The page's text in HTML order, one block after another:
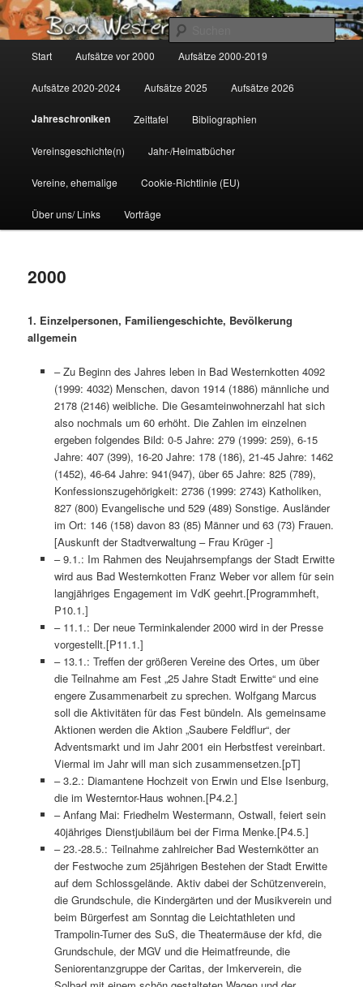
Zum
primären
Inhalt
springen
Gemeinsam für Bad Westernkotten
Start Aufsätze vor 2000 Aufsätze 2000-2019
Aufsätze 2020-2024 Aufsätze 2025 Aufsätze 2026
Jahreschroniken Zeittafel Bibliographien
Vereinsgeschichte(n) Jahr-/Heimatbücher
Vereine, ehemalige Cookie-Richtlinie (EU)
Über uns/ Links Vorträge
2000
1. Einzelpersonen, Familiengeschichte, Bevölkerung
allgemein
– Zu Beginn des Jahres leben in Bad Westernkotten 4092
(1999: 4032) Menschen, davon 1914 (1886) männliche und
2178 (2146) weibliche. Die Gesamteinwohnerzahl hat sich
also nochmals um 60 erhöht. Die Zahlen im einzelnen
ergeben folgendes Bild: 0-5 Jahre: 279 (1999: 259), 6-15
Jahre: 407 (399), 16-20 Jahre: 178 (186), 21-45 Jahre: 1462
(1452), 46-64 Jahre: 941(947), über 65 Jahre: 825 (789),
Konfessionszugehörigkeit: 2736 (1999: 2743) Katholiken,
827 (800) Evangelische und 529 (489) Sonstige. Ausländer
im Ort: 146 (158) davon 83 (85) Männer und 63 (73) Frauen.
[Auskunft der Stadtverwaltung – Frau Krüger -]
– 9.1.: Im Rahmen des Neujahrsempfangs der Stadt Erwitte
wird aus Bad Westernkotten Franz Weber vor allem für sein
langjähriges Engagement im VdK geehrt.[Programmheft,
P10.1.]
– 11.1.: Der neue Terminkalender 2000 wird in der Presse
vorgestellt.[P11.1.]
– 13.1.: Treffen der größeren Vereine des Ortes, um über
die Teilnahme am Fest „25 Jahre Stadt Erwitte“ und eine
engere Zusammenarbeit zu sprechen. Wolfgang Marcus
soll die Aktivitäten für das Fest bündeln. Als gemeinsame
Aktionen werden die Aktion „Saubere Feldflur“, der
Adventsmarkt und im Jahr 2001 ein Herbstfest vereinbart.
Viermal im Jahr will man sich zusammensetzen.[pT]
– 3.2.: Diamantene Hochzeit von Erwin und Else Isenburg,
die im Westerntor-Haus wohnen.[P4.2.]
– Anfang Mai: Friedhelm Westermann, Ostwall, feiert sein
40jähriges Dienstjubiläum bei der Firma Menke.[P4.5.]
– 23.-28.5.: Teilnahme zahlreicher Bad Westernkötter an
der Festwoche zum 25jährigen Bestehen der Stadt Erwitte
auf dem Schlossgelände. Aktiv dabei der Schützenverein,
die Grundschule, die Kindergärten und der Musikverein und
beim Bürgerfest am Sonntag die Leichtathleten und
Trampolin-Turner des SuS, die Theatermäuse der kfd, die
Grundschule, der MGV und die Heimatfreunde, die
Seniorentanzgruppe der Caritas, der Imkerverein, die